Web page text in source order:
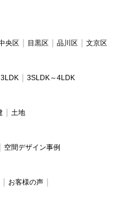
央区 目黒区 品川区 文京区
3SLDK～4LDK
土地
空間デザイン事例
お客様の声